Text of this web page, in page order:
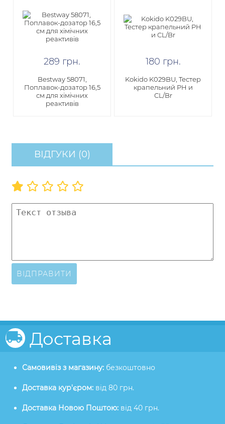
289 грн.
Bestway 58071,
Поплавок-дозатор 16,5
см для хімічних
реактивів
180 грн.
Kokido K029BU, Тестер
крапельний PH и
CL/Br
ВІДГУКИ (0)
ВІДПРАВИТИ
Доставка
Самовивіз з магазину: безкоштовно
Доставка кур'єром: від 80 грн.
Доставка Новою Поштою: від 40 грн.